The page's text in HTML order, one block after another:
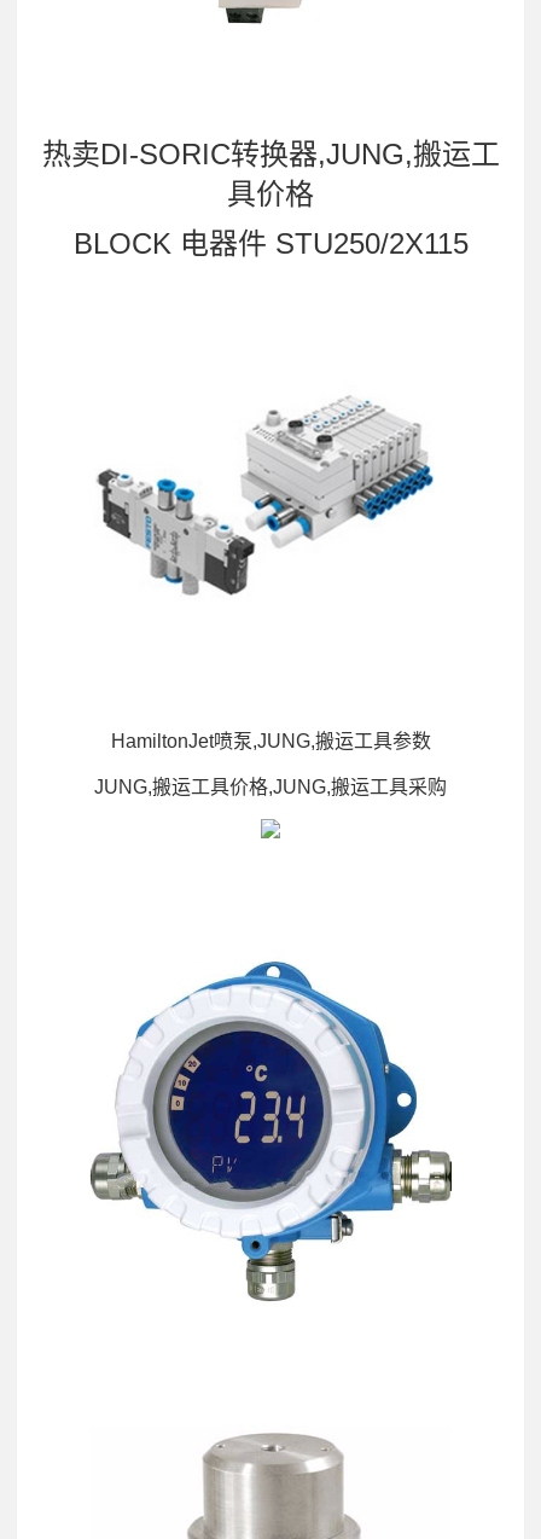
热卖DI-SORIC转换器,JUNG,搬运工
具价格
BLOCK 电器件 STU250/2X115
HamiltonJet喷泵,JUNG,搬运工具参数
JUNG,搬运工具价格,JUNG,搬运工具采购